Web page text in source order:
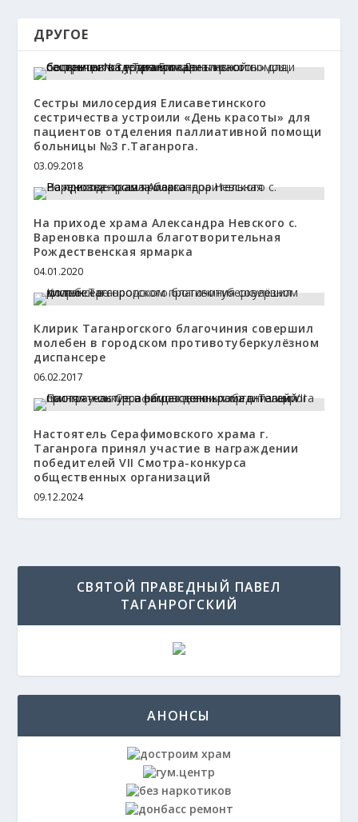
ДРУГОЕ
Сестры милосердия Елисаветинского
сестричества устроили «День красоты» для
пациентов отделения паллиативной помощи
больницы №3 г.Таганрога.
03.09.2018
На приходе храма Александра Невского с.
Вареновка прошла благотворительная
Рождественская ярмарка
04.01.2020
Клирик Таганрогского благочиния совершил
молебен в городском противотуберкулёзном
диспансере
06.02.2017
Настоятель Серафимовского храма г.
Таганрога принял участие в награждении
победителей VII Смотра-конкурса
общественных организаций
09.12.2024
СВЯТОЙ ПРАВЕДНЫЙ ПАВЕЛ
ТАГАНРОГСКИЙ
АНОНСЫ